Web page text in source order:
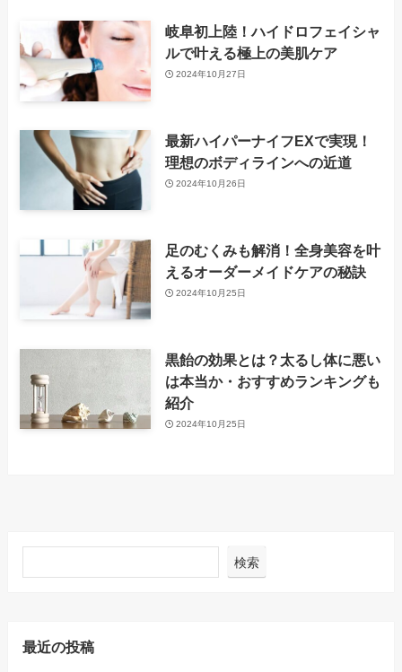
岐阜初上陸！ハイドロフェイシャ
ルで叶える極上の美肌ケア
2024年10月27日
最新ハイパーナイフEXで実現！
理想のボディラインへの近道
2024年10月26日
足のむくみも解消！全身美容を叶
えるオーダーメイドケアの秘訣
2024年10月25日
黒飴の効果とは？太るし体に悪い
は本当か・おすすめランキングも
紹介
2024年10月25日
検索
最近の投稿